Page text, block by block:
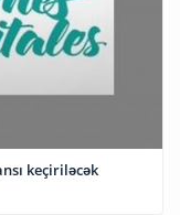
keçiriləcək